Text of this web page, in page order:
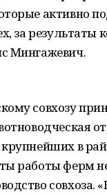
активно
за результаты
Мингажевич.
совхозу
в
работы ферм
совхоза.